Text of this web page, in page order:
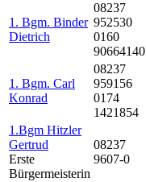
1. Bgm. Binder
Dietrich
08237
952530
0160
90664140
1. Bgm. Carl
Konrad
08237
959156
0174
1421854
1.Bgm Hitzler
Gertrud
Erste
Bürgermeisterin
08237
9607-0